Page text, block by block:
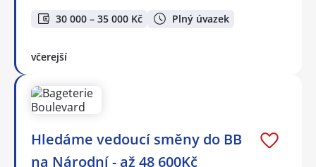
30 000 – 35 000 Kč Plný úvazek
včerejší
Hledáme vedoucí směny do BB
na Národní - až 48 600Kč